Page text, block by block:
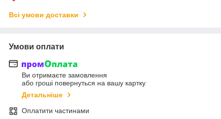
Всі умови доставки
Умови оплати
Ви отримаєте замовлення
або гроші повернуться на вашу картку
Детальніше
Оплатити частинами